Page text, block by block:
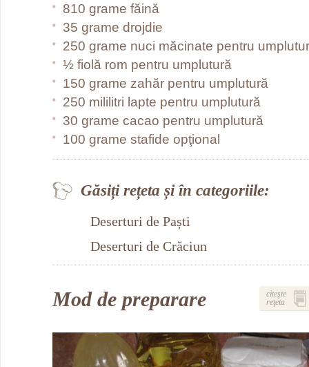
810 grame făină
35 grame drojdie
250 grame nuci măcinate pentru
½ fiolă rom pentru umplutură
150 grame zahăr pentru umplutură
250 mililitri lapte pentru umplutură
30 grame cacao pentru umplutură
100 grame stafide opţional
Găsiți rețeta și în categoriile:
Deserturi de Paști
Deserturi de Crăciun
Mod de preparare
citeşte
reţeta